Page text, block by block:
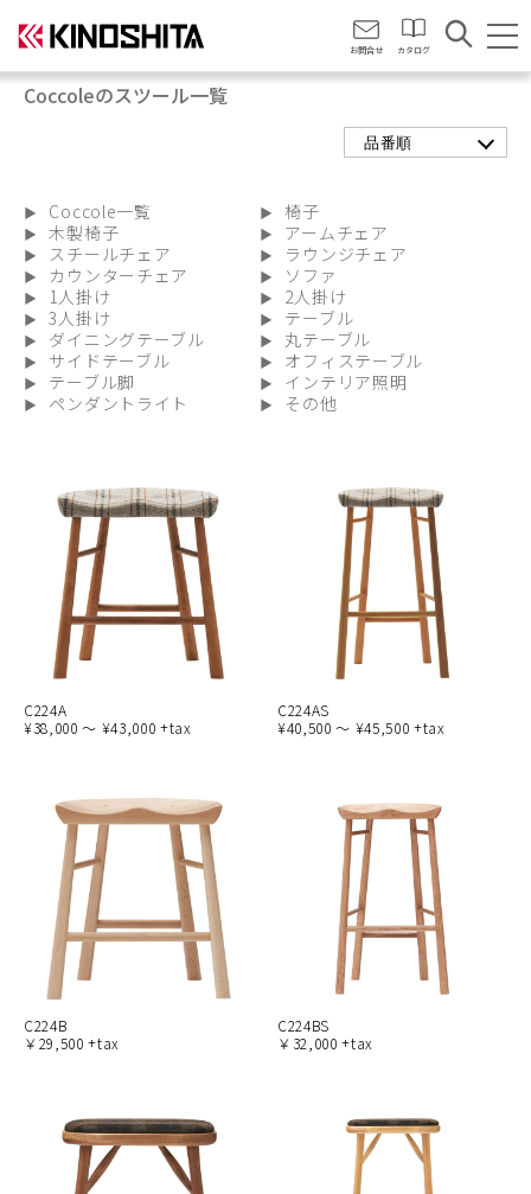
お問合せ カタログ
Coccoleのスツール一覧
品番順
Coccole一覧
椅子
木製椅子
アームチェア
スチールチェア
ラウンジチェア
カウンターチェア
ソファ
1人掛け
2人掛け
3人掛け
テーブル
ダイニングテーブル
丸テーブル
サイドテーブル
オフィステーブル
テーブル脚
インテリア照明
ペンダントライト
その他
C224A
¥38,000 ～ ¥43,000 +tax
C224AS
¥40,500 ～ ¥45,500 +tax
C224B
￥29,500 +tax
C224BS
￥32,000 +tax